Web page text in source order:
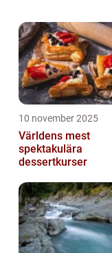
10 november 2025
Världens mest
spektakulära
dessertkurser